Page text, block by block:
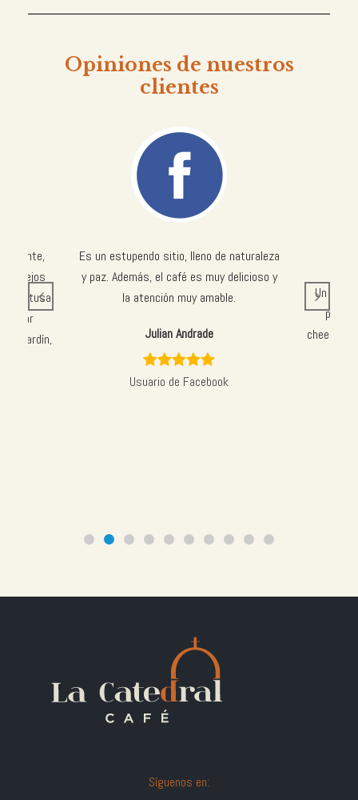
Opiniones de nuestros
clientes
festejos
pastusa
del jardín,
Es un estupendo sitio, lleno de naturaleza
y paz. Además, el café es muy delicioso y
la atención muy amable.
Julian Andrade
Usuario de Facebook
Un
para
Síguenos en: